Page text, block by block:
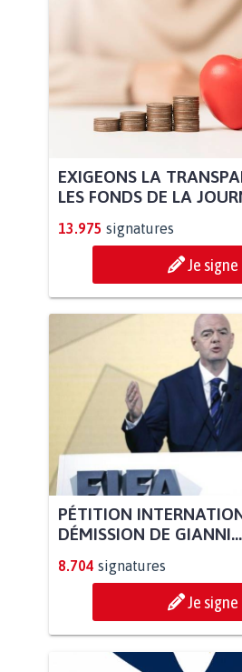
EXIGEONS LA
LES FONDS DE LA
13.975 signatures
Je signe
PÉTITION
DÉMISSION DE GIANNI...
8.704 signatures
Je signe